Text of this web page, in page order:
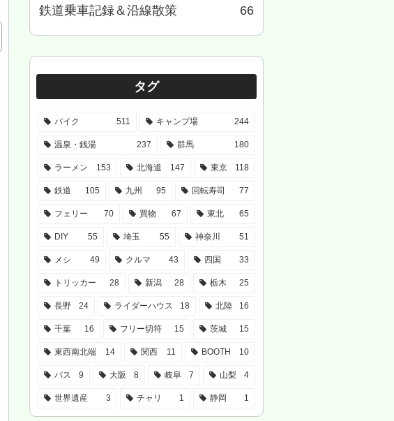
鉄道乗車記録＆沿線散策 66
タグ
バイク 511 キャンプ場 244
温泉・銭湯 237 群馬 180
ラーメン 153 北海道 147 東京 118
鉄道 105 九州 95 回転寿司 77
フェリー 70 買物 67 東北 65
DIY 55 埼玉 55 神奈川 51
メシ 49 クルマ 43 四国 33
トリッカー 28 新潟 28 栃木 25
長野 24 ライダーハウス 18 北陸 16
千葉 16 フリー切符 15 茨城 15
東西南北端 14 関西 11 BOOTH 10
バス 9 大阪 8 岐阜 7 山梨 4
世界遺産 3 チャリ 1 静岡 1